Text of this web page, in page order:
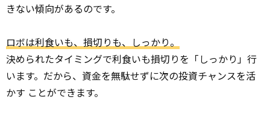
きない傾向があるのです。
ロボは利食いも、損切りも、しっかり。
決められたタイミングで利食いも損切りを「しっかり」行
います。だから、資金を無駄せずに次の投資チャンスを活
かす ことができます。